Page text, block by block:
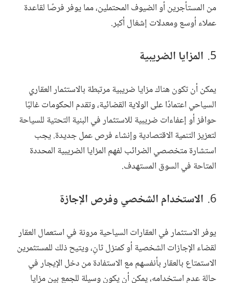
من المستأجرين أو الضيوف المحتملين، مما يوفر فرصًا لقاعدة
عملاء أوسع ومعدلات إشغال أكبر.
المزايا الضريبية
يمكن أن تكون هناك مزايا ضريبية مرتبطة بالاستثمار العقاري
السياحي اعتمادًا على الولاية القضائية، وتقدم الحكومات غالبًا
حوافز أو إعفاءات ضريبية للاستثمار في البنية التحتية للسياحة
لتعزيز التنمية الاقتصادية وإنشاء فرص عمل جديدة. يجب
استشارة متخصصي الضرائب لفهم المزايا الضريبية المحددة
المتاحة في السوق المستهدف.
الاستخدام الشخصي وفرص الإجازة
يوفر الاستثمار في العقارات السياحية مرونة في استعمال العقار
لقضاء الإجازات الشخصية أو كمنزل ثانِ، ويتيح ذلك للمستثمرين
الاستمتاع بالعقار بأنفسهم مع الاستفادة من دخل الإيجار في
حالة عدم استخدامه، يمكن أن يكون وسيلة للجمع بين مزايا